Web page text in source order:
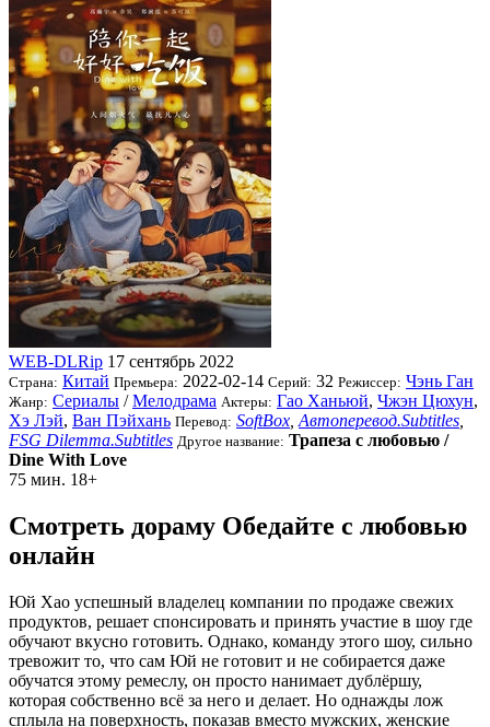
WEB-DLRip 17 сентябрь 2022
Страна: Китай Премьера: 2022-02-14 Серий: 32 Режиссер: Чэнь Ган
Жанр: Сериалы /Мелодрама Актеры: Гао Ханьюй, Чжэн Цюхун,
Хэ Лэй, Ван Пэйхань Перевод: SoftBox Автоперевод.Subtitles
FSG Dilemma.Subtitles Другое название: Трапеза с любовью /
Dine With Love
75 мин. 18+
Смотреть дораму Обедайте с любовью
онлайн
Юй Хао успешный владелец компании по продаже свежих
продуктов, решает спонсировать и принять участие в шоу где
обучают вкусно готовить. Однако, команду этого шоу, сильно
тревожит то, что сам Юй не готовит и не собирается даже
обучатся этому ремеслу, он просто нанимает дублёршу,
которая собственно всё за него и делает. Но однажды лож
сплыла на поверхность, показав вместо мужских, женские